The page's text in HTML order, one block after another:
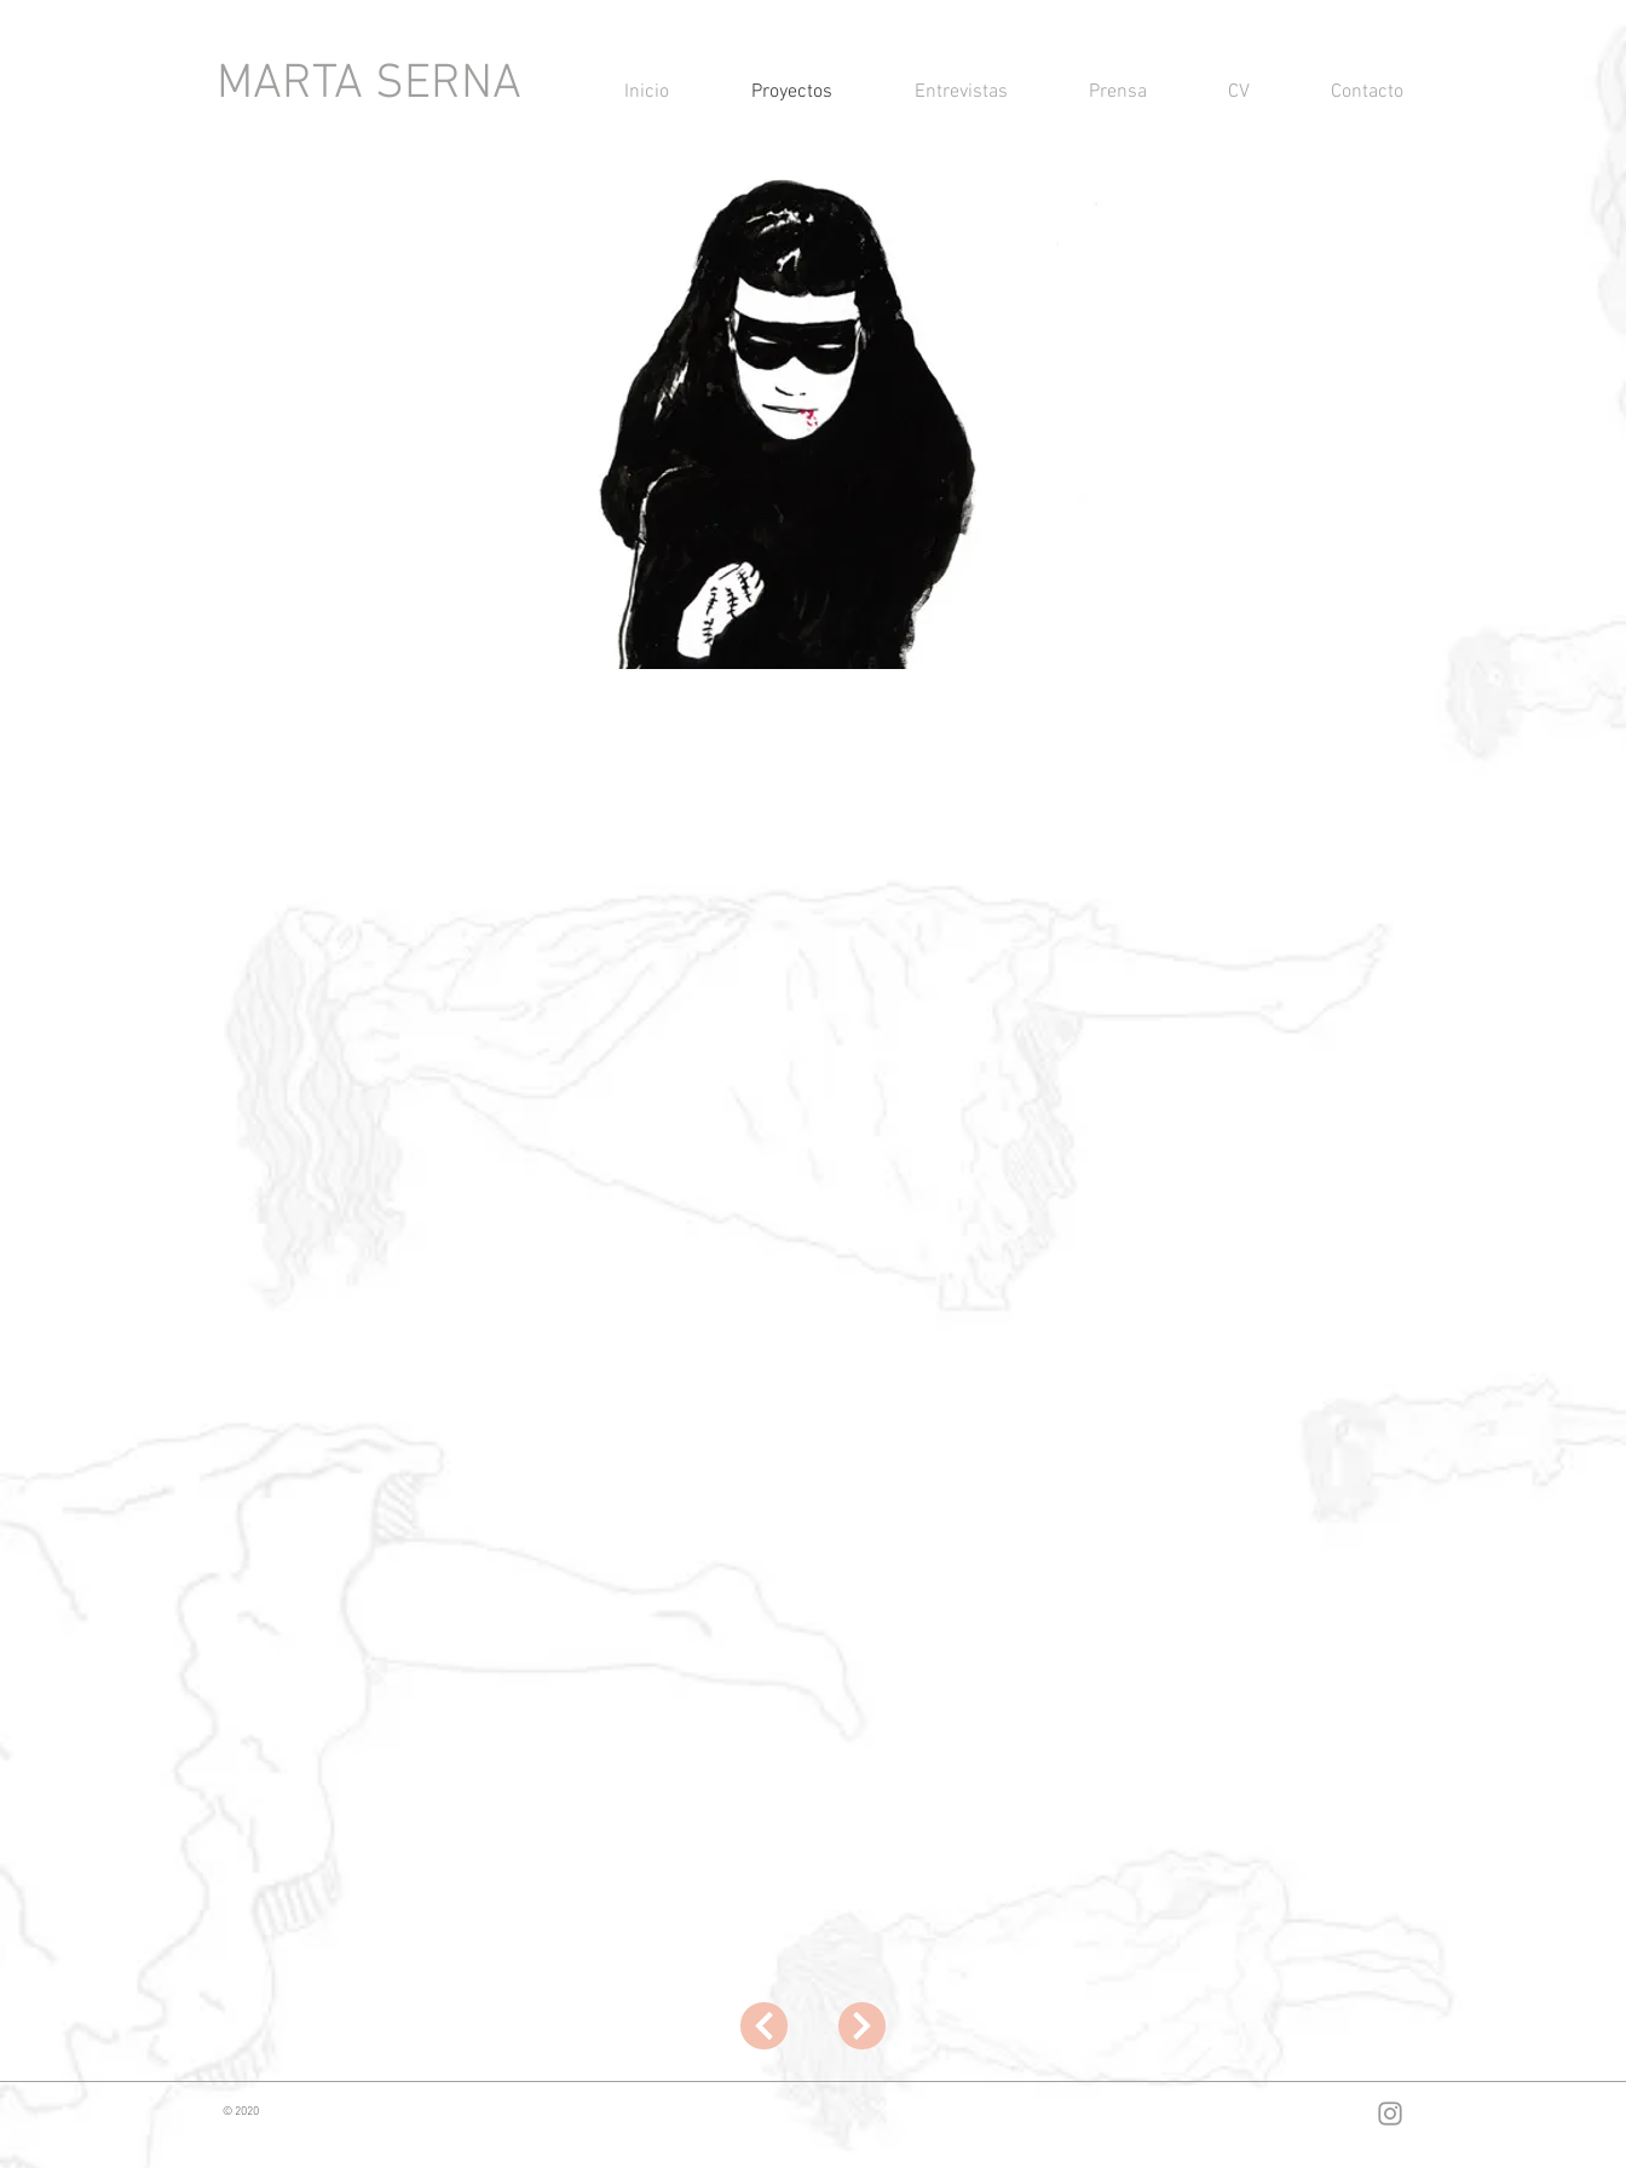
MARTA SERNA Inicio Proyectos Entrevistas Prensa CV Contacto
© 2020